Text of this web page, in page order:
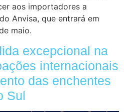
aos importadores a
Anvisa, que entrará em
maio.
excepcional na
internacionais
das enchentes
Sul